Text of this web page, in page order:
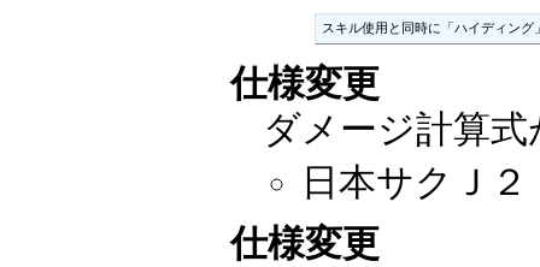
スキル使用と同時に「ハイディン
仕様変更
ダメージ計算式
日本サクＪ
仕様変更